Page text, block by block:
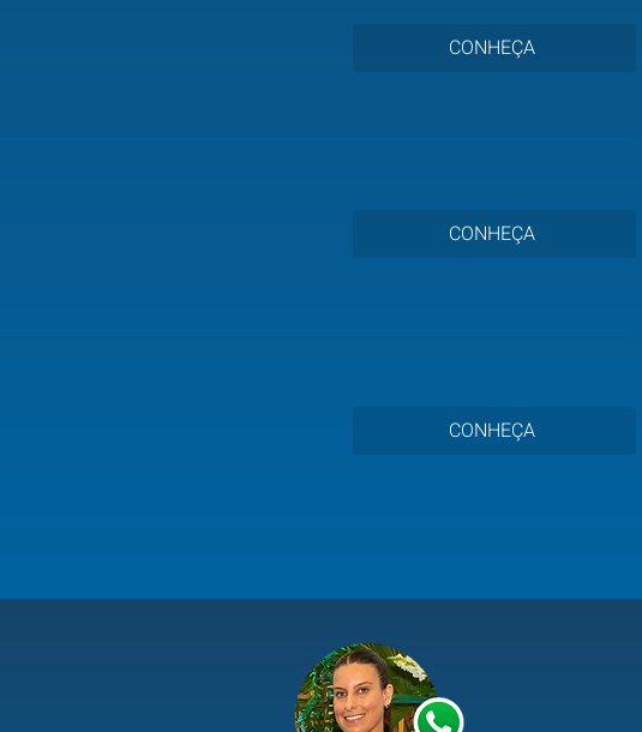
CONHEÇA
CONHEÇA
CONHEÇA